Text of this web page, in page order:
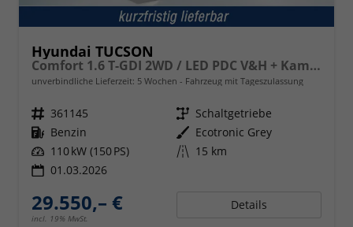
Hyundai TUCSON
Comfort 1.6 T-GDI 2WD / LED PDC V&H + Kamera Sitz Lenkradheizung Alu 18"
unverbindliche Lieferzeit: 5 Wochen Fahrzeug mit Tageszulassung
Fahrzeugnr. 361145 Getriebe Schaltgetriebe
Kraftstoff Benzin Außenfarbe Ecotronic Grey
Leistung 110 kW (150 PS) Kilometerstand 15 km
01.03.2026
29.550,– €
incl. 19% MwSt.
Details